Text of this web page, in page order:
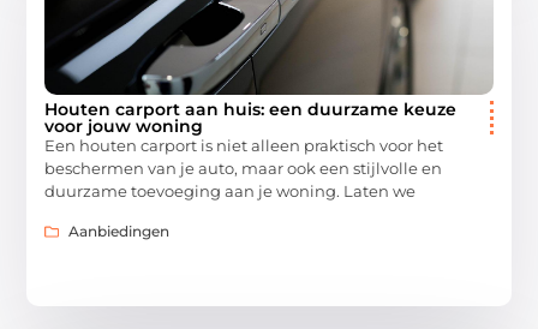
Houten carport aan huis: een duurzame keuze
voor jouw woning
Een houten carport is niet alleen praktisch voor het
beschermen van je auto, maar ook een stijlvolle en
duurzame toevoeging aan je woning. Laten we
Aanbiedingen